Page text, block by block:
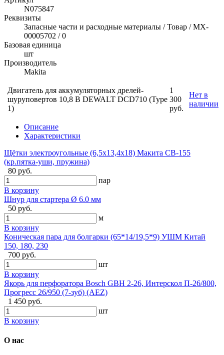
N075847
Реквизиты
Запасные части и расходные материалы / Товар / MX-
00005702 / 0
Базовая единица
шт
Производитель
Makita
Двигатель для аккумуляторных дрелей-
шуруповертов 10,8 В DEWALT DCD710 (Type
1)
1
300
руб.
Нет в
наличии
Описание
Характеристики
Щётки электроугольные (6,5х13,4х18) Макита CB-155
(кр.пятка-уши, пружина)
80 руб.
пар
В корзину
Шнур для стартера Ø 6.0 мм
50 руб.
м
В корзину
Коническая пара для болгарки (65*14/19,5*9) УШМ Китай
150, 180, 230
700 руб.
шт
В корзину
Якорь для перфоратора Bosch GBH 2-26, Интерскол П-26/800,
Прогресс 26/950 (7-зуб) (AEZ)
1 450 руб.
шт
В корзину
О нас